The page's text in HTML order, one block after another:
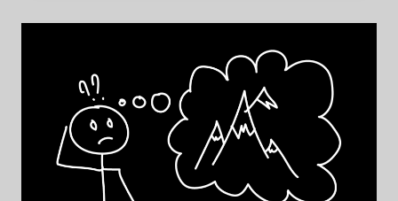
QUELQUE
CHOSE
QUI
POURSUIT